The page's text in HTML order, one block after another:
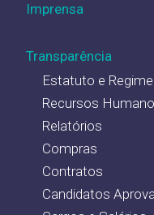
Imprensa
Transparência
Estatuto e
Recursos
Relatórios
Compras
Contratos
Candidatos